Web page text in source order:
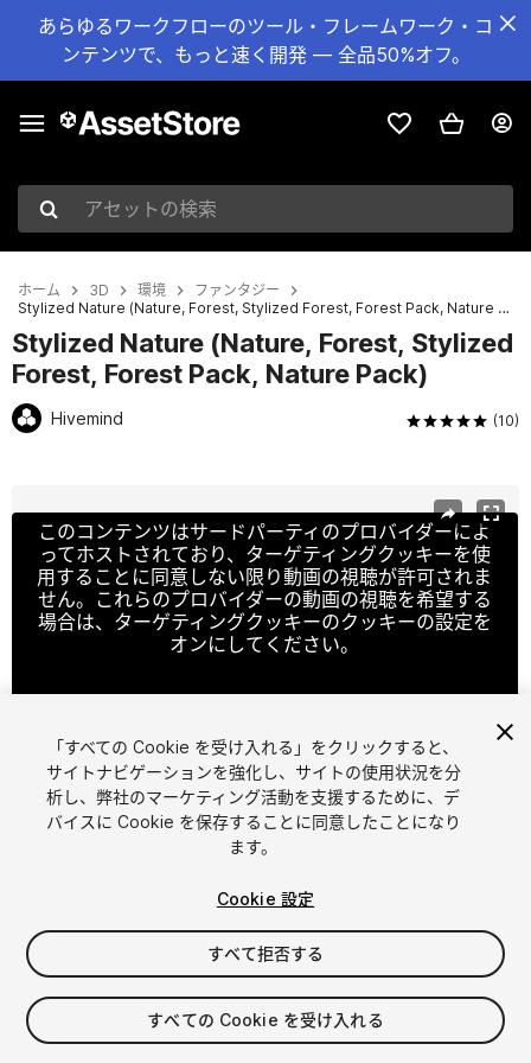
あらゆるワークフローのツール・フレームワーク・コ
ンテンツで、もっと速く開発 — 全品50%オフ。
アセットの検索
ホーム 3D 環境
ファンタジー
Stylized Nature (Nature, Forest, Stylized Forest, Forest Pack, Nature Pack)
Stylized Nature (Nature, Forest, Stylized
Forest, Forest Pack, Nature Pack)
Hivemind (10)
このコンテンツはサードパーティのプロバイダーによ
ってホストされており、ターゲティングクッキーを使
用することに同意しない限り動画の視聴が許可されま
せん。これらのプロバイダーの動画の視聴を希望する
場合は、ターゲティングクッキーのクッキーの設定を
オンにしてください。
クッキーの設定
1/22
$59.99
消費税は決済時に計算されます
「すべての Cookie を受け入れる」をクリックすると、
サイトナビゲーションを強化し、サイトの使用状況を分
析し、弊社のマーケティング活動を支援するために、デ
バイスに Cookie を保存することに同意したことになり
ます。
Cookie 設定
すべて拒否する
すべての Cookie を受け入れる